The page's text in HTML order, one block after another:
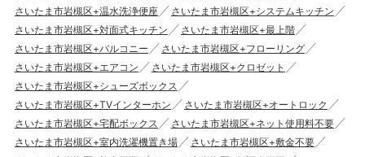
さいたま市岩槻区+温水洗浄便座
さいたま市岩槻区+システムキッチン
さいたま市岩槻区+対面式キッチン
さいたま市岩槻区+最上階
さいたま市岩槻区+バルコニー
さいたま市岩槻区+フローリング
さいたま市岩槻区+エアコン
さいたま市岩槻区+クロゼット
さいたま市岩槻区+シューズボックス
さいたま市岩槻区+TVインターホン
さいたま市岩槻区+オートロック
さいたま市岩槻区+宅配ボックス
さいたま市岩槻区+ネット使用料不要
さいたま市岩槻区+室内洗濯機置き場
さいたま市岩槻区+敷金不要